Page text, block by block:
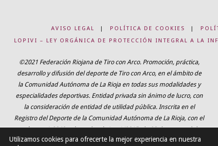
AVISO LEGAL | POLÍTICA DE COOKIES |
LOPIVI – LEY ORGÁNICA DE PROTECCIÓN INTEGRAL A LA
©2021 Federación Riojana de Tiro con Arco. Promoción, práctica,
desarrollo y difusión del deporte de Tiro con Arco, en el ámbito de
la Comunidad Autónoma de La Rioja en todas sus modalidades y
especialidades deportivas. Entidad privada sin ánimo de lucro, con
la consideración de entidad de utilidad pública. Inscrita en el
Registro del Deporte de la Comunidad Autónoma de La Rioja, con el
número 1-0042, adaptada a la Ley 1/2015, de 23 de marzo, del
Ejercicio Físico y del deporte de La Rioja.
Utilizamos cookies para ofrecerte la mejor experiencia en nuestra